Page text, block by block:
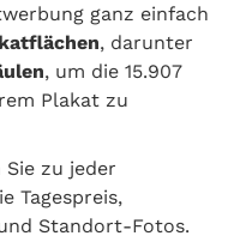
ganz einfach
, darunter
, um die 15.907
Plakat zu
zu jeder
Tagespreis,
Standort-Fotos.